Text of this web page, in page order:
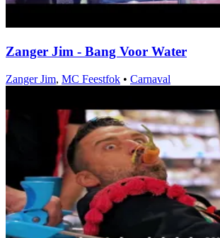
Zanger Jim - Bang Voor Water
Zanger Jim, MC Feestfok • Carnaval